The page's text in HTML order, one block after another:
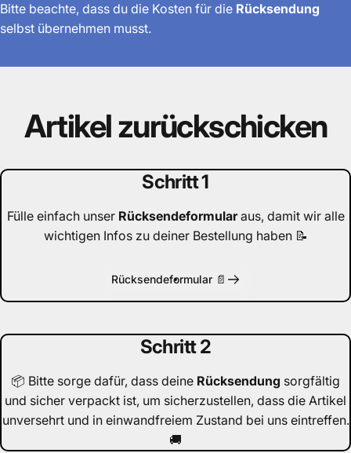
Bitte beachte, dass du die Kosten für die Rücksendung
selbst übernehmen musst.
Artikelzurückschicken
Schritt 1
Fülle einfach unser Rücksendeformularaus, damit wir alle
wichtigen Infos zu deiner Bestellung haben 📝
Rücksendeformular 📄
Schritt 2
📦 Bitte sorge dafür, dass deine Rücksendung sorgfältig
und sicher verpackt ist, um sicherzustellen, dass die Artikel
unversehrt und in einwandfreiem Zustand bei uns eintreffen.
🚚